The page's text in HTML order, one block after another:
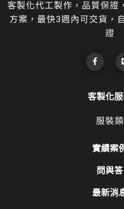
客製化代工製作，品質保證
方案，最快3週內可交貨，
證
客製化
服裝類
實績案
問與答
最新消